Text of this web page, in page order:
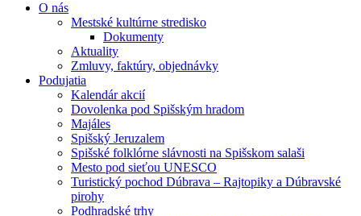
O nás
Mestské kultúrne stredisko
Dokumenty
Aktuality
Zmluvy, faktúry, objednávky
Podujatia
Kalendár akcií
Dovolenka pod Spišským hradom
Majáles
Spišský Jeruzalem
Spišské folklórne slávnosti na Spišskom salaši
Mesto pod sieťou UNESCO
Turistický pochod Dúbrava – Rajtopiky a Dúbravské
pirohy
Podhradské trhy